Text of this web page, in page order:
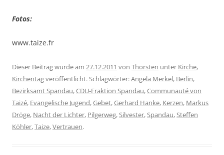
Fotos:
www.taize.fr
Dieser Beitrag wurde am 27.12.2011 von Thorsten unter Kirche,
Kirchentagveröffentlicht. Schlagwörter:Angela Merkel, Berlin,
Bezirksamt Spandau,CDU-Fraktion Spandau,Communauté von
Taizé, Evangelische Jugend,Gebet,Gerhard Hanke, Kerzen, Markus
Dröge, Nacht der Lichter, Pilgerweg,Silvester,Spandau,Steffen
Köhler,Taize,Vertrauen.